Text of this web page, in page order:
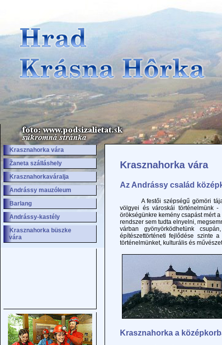
Krasznahorka vára
Žaneta szálláshely
Krasznahorkaváralja
Andrássy mauzóleum
Barlang
Andrássy-kastély
Krasznahorka büszke
vára
Krasznahorka vára
Az Andrássy család
A festői szépségű gömöri tájat
völgyei és városkái történelmünk
örökségünkre kemény csapást mért
rendszer sem tudta elnyelni,
várban gyönyörködhetünk
építészettörténeti fejlődése szinte
történelmünket, kulturális és
Krasznahorka a